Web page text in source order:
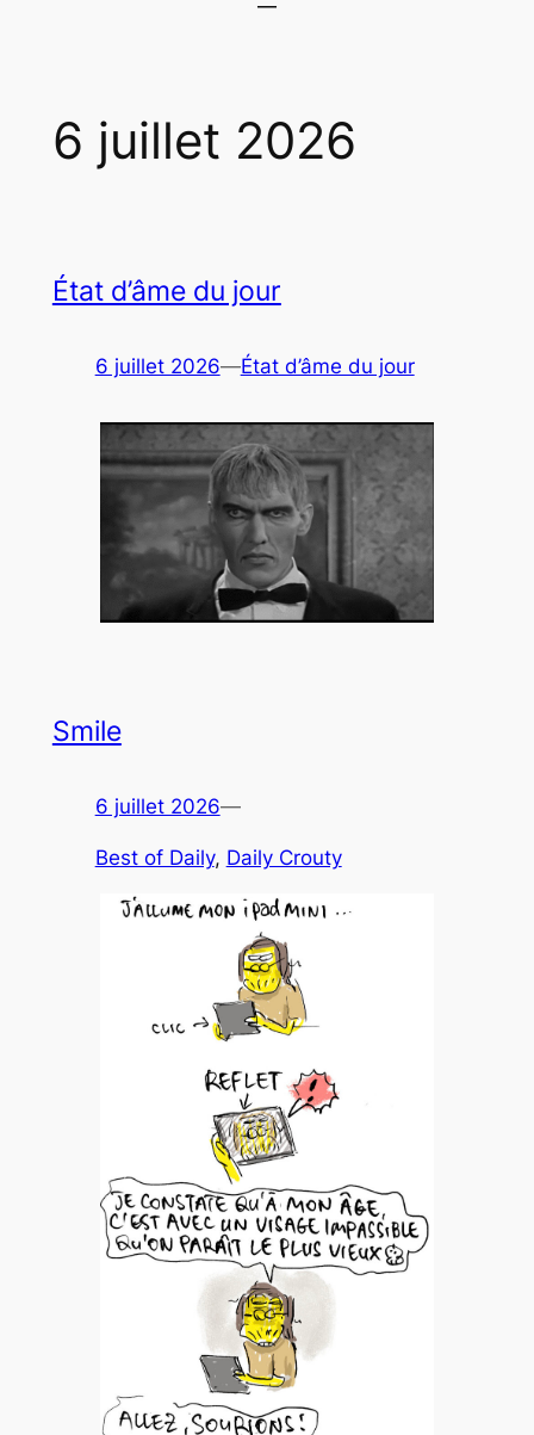
6 juillet 2026
État d’âme du jour
6 juillet 2026—État d’âme du jour
Smile
6 juillet 2026—
Best of Daily, Daily Crouty